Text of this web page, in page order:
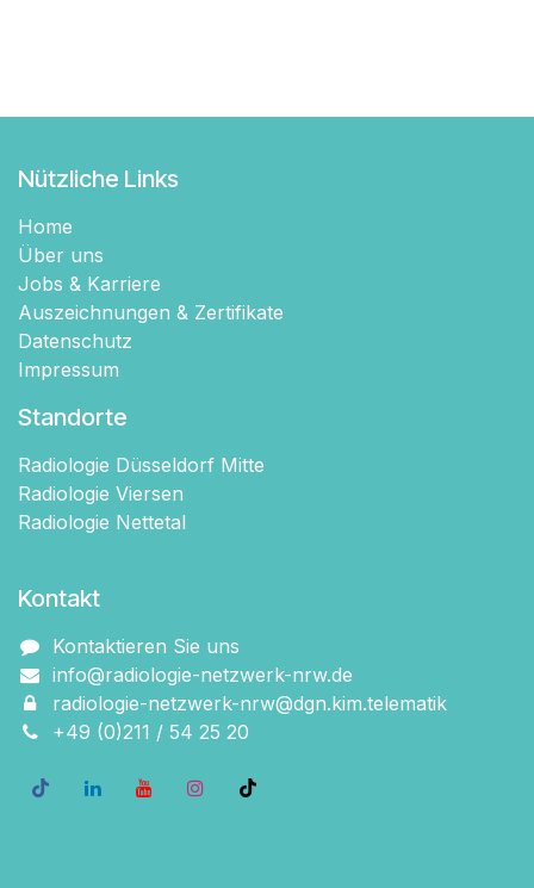
Nützliche Links
Home
Über uns
Jobs & Karriere
Auszeichnungen & Zertifikate
Datenschutz
Impressum
Standorte
Radiologie Düsseldorf Mitte
Radiologie Viersen
Radiologie Nettetal
Kontakt
Kontaktieren Sie uns
info@radiologie-netzwerk-nrw.de
radiologie-netzwerk-nrw@dgn.kim.telematik
+49 (0)211 / 54 2​5 20